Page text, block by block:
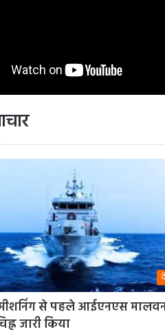
से पहले आईएनएस
जारी किया